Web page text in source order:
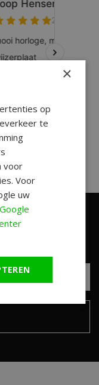
×
op
te
voor
Voor
uw
Google